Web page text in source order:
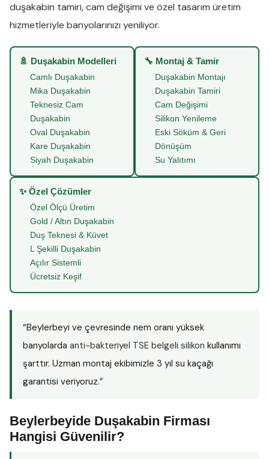
duşakabin tamiri,cam değişimi ve özel tasarım üretim
hizmetleriyle banyolarınızı yeniliyor.
🚿 Duşakabin Modelleri
Camlı Duşakabin
Mika Duşakabin
Teknesiz Cam
Duşakabin
Oval Duşakabin
Kare Duşakabin
Siyah Duşakabin
🔧 Montaj & Tamir
Duşakabin Montajı
Duşakabin Tamiri
Cam Değişimi
Silikon Yenileme
Eski Söküm & Geri
Dönüşüm
Su Yalıtımı
✨ Özel Çözümler
Özel Ölçü Üretim
Gold / Altın Duşakabin
Duş Teknesi & Küvet
L Şekilli Duşakabin
Açılır Sistemli
Ücretsiz Keşif
“Beylerbeyi ve çevresinde nem oranı yüksek
banyolarda anti-bakteriyel TSE belgeli silikon kullanımı
şarttır. Uzman montaj ekibimizle 3 yıl su kaçağı
garantisi veriyoruz.”
Beylerbeyide Duşakabin Firması
Hangisi Güvenilir?